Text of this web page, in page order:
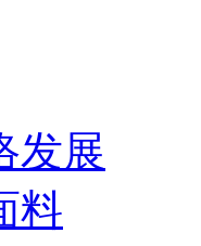
发展
料